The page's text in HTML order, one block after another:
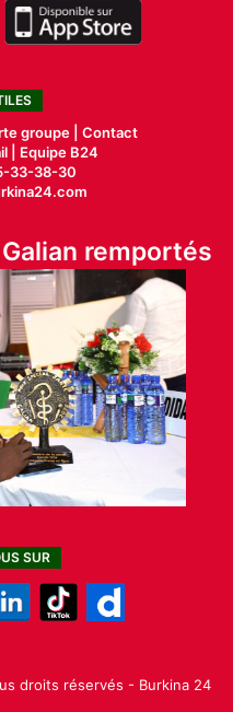
groupe | Contact
|
Equipe B24
33-38-30
remportés
SUR
droits réservés - Burkina 24